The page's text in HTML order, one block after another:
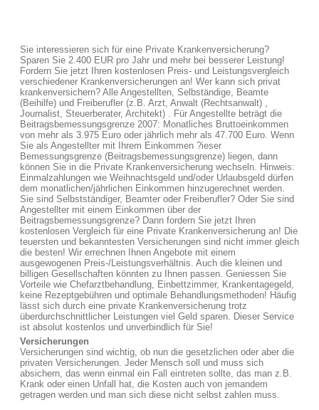
Sie interessieren sich für eine Private Krankenversicherung?
Sparen Sie 2.400 EUR pro Jahr und mehr bei besserer Leistung!
Fordern Sie jetzt Ihren kostenlosen Preis- und Leistungsvergleich
verschiedener Krankenversicherungen an! Wer kann sich privat
krankenversichern? Alle Angestellten, Selbständige, Beamte
(Beihilfe) und Freiberufler (z.B. Arzt, Anwalt (Rechtsanwalt) ,
Journalist, Steuerberater, Architekt) . Für Angestellte beträgt die
Beitragsbemessungsgrenze 2007: Monatliches Bruttoeinkommen
von mehr als 3.975 Euro oder jährlich mehr als 47.700 Euro. Wenn
Sie als Angestellter mit Ihrem Einkommen ?ieser
Bemessungsgrenze (Beitragsbemessungsgrenze) liegen, dann
können Sie in die Private Krankenversicherung wechseln. Hinweis:
Einmalzahlungen wie Weihnachtsgeld und/oder Urlaubsgeld dürfen
dem monatlichen/jährlichen Einkommen hinzugerechnet werden.
Sie sind Selbstständiger, Beamter oder Freiberufler? Oder Sie sind
Angestellter mit einem Einkommen über der
Beitragsbemessungsgrenze? Dann fordern Sie jetzt Ihren
kostenlosen Vergleich für eine Private Krankenversicherung an! Die
teuersten und bekanntesten Versicherungen sind nicht immer gleich
die besten! Wir errechnen Ihnen Angebote mit einem
ausgewogenen Preis-/Leistungsverhältnis. Auch die kleinen und
billigen Gesellschaften könnten zu Ihnen passen. Geniessen Sie
Vorteile wie Chefarztbehandlung, Einbettzimmer, Krankentagegeld,
keine Rezeptgebühren und optimale Behandlungsmethoden! Häufig
lässt sich durch eine private Krankenversicherung trotz
überdurchschnittlicher Leistungen viel Geld sparen. Dieser Service
ist absolut kostenlos und unverbindlich für Sie!
Versicherungen
Versicherungen sind wichtig, ob nun die gesetzlichen oder aber die
privaten Versicherungen. Jeder Mensch soll und muss sich
absichern, das wenn einmal ein Fall eintreten sollte, das man z.B.
Krank oder einen Unfall hat, die Kosten auch von jemandem
getragen werden und man sich diese nicht selbst zahlen muss.